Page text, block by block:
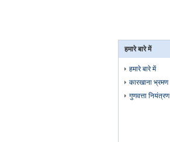
हमारे बारे में
हमारे बारे में
कारखाना भ्रमण
गुणवत्ता नियंत्रण